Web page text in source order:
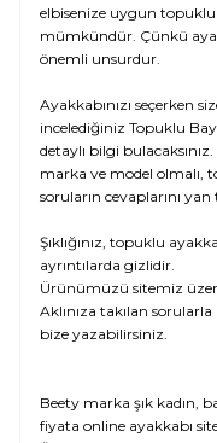
elbisenize uygun
mümkündür. Çünkü
önemli unsurdur.
Ayakkabınızı seçerken
incelediğiniz Topuklu
detaylı bilgi
marka ve model olmalı,
soruların cevaplarını
Şıklığınız, topuklu
ayrıntılarda gizlidir.
Ürünümüzü sitemiz
Aklınıza takılan
bize yazabilirsiniz.
Beety marka şık kadın,
fiyata online ayakkabı